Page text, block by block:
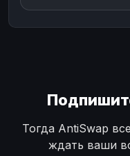
Тогда AntiSwap
ждать ваши